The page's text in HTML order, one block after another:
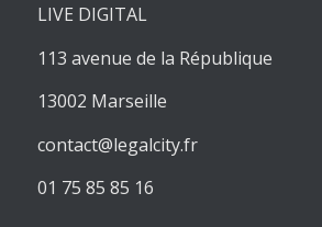
LIVE DIGITAL
113 avenue de la République
13002 Marseille
contact@legalcity.fr
01 75 85 85 16